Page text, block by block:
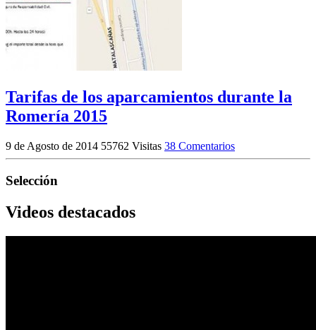
Tarifas de los aparcamientos durante la
Romería 2015
9 de Agosto de 2014 55762 Visitas 38 Comentarios
Selección
Videos destacados